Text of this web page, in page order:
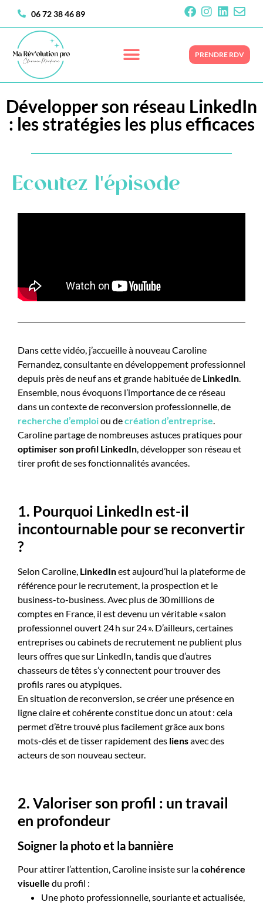
06 72 38 46 89
PRENDRE RDV
Développer son réseau LinkedIn
: les stratégies les plus efficaces
Ecoutez l'épisode
Dans cette vidéo, j’accueille à nouveau Caroline
Fernandez, consultante en développement professionnel
depuis près de neuf ans et grande habituée de LinkedIn.
Ensemble, nous évoquons l’importance de ce réseau
dans un contexte de reconversion professionnelle, de
recherche d’emploiou decréation d’entreprise.
Caroline partage de nombreuses astuces pratiques pour
optimiser son profil LinkedIn, développer son réseau et
tirer profit de ses fonctionnalités avancées.
1. Pourquoi LinkedIn est-il
incontournable pour se reconvertir
?
Selon Caroline, LinkedInest aujourd’hui la plateforme de
référence pour le recrutement, la prospection et le
business-to-business. Avec plus de 30 millions de
comptes en France, il est devenu un véritable « salon
professionnel ouvert 24 h sur 24 ». D’ailleurs, certaines
entreprises ou cabinets de recrutement ne publient plus
leurs offres que sur LinkedIn, tandis que d’autres
chasseurs de têtes s’y connectent pour trouver des
profils rares ou atypiques.
En situation de reconversion, se créer une présence en
ligne claire et cohérente constitue donc un atout : cela
permet d’être trouvé plus facilement grâce aux bons
mots-clés et de tisser rapidement des liensavec des
acteurs de son nouveau secteur.
2. Valoriser son profil : un travail
en profondeur
Soigner la photo et la bannière
Pour attirer l’attention, Caroline insiste sur lacohérence
visuelle du profil :
Une photo professionnelle, souriante et actualisée,